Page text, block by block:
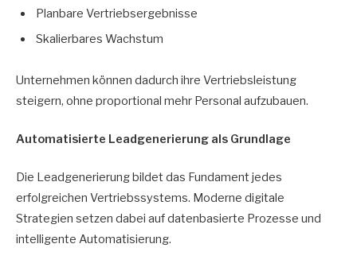
Planbare Vertriebsergebnisse
Skalierbares Wachstum
Unternehmen können dadurch ihre Vertriebsleistung
steigern, ohne proportional mehr Personal aufzubauen.
Automatisierte Leadgenerierung als Grundlage
Die Leadgenerierung bildet das Fundament jedes
erfolgreichen Vertriebssystems. Moderne digitale
Strategien setzen dabei auf datenbasierte Prozesse und
intelligente Automatisierung.